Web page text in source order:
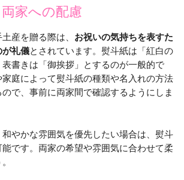
家への配慮
産を贈る際は、 お祝いの気持ちを表すた
が礼儀とされています。熨斗紙は「紅白の
書きは「御挨拶」とするのが一般的で
庭によって熨斗紙の種類や名入れの方法
で、事前に両家間で確認するようにしま
やかな雰囲気を優先したい場合は、熨斗
です。両家の希望や雰囲気に合わせて柔